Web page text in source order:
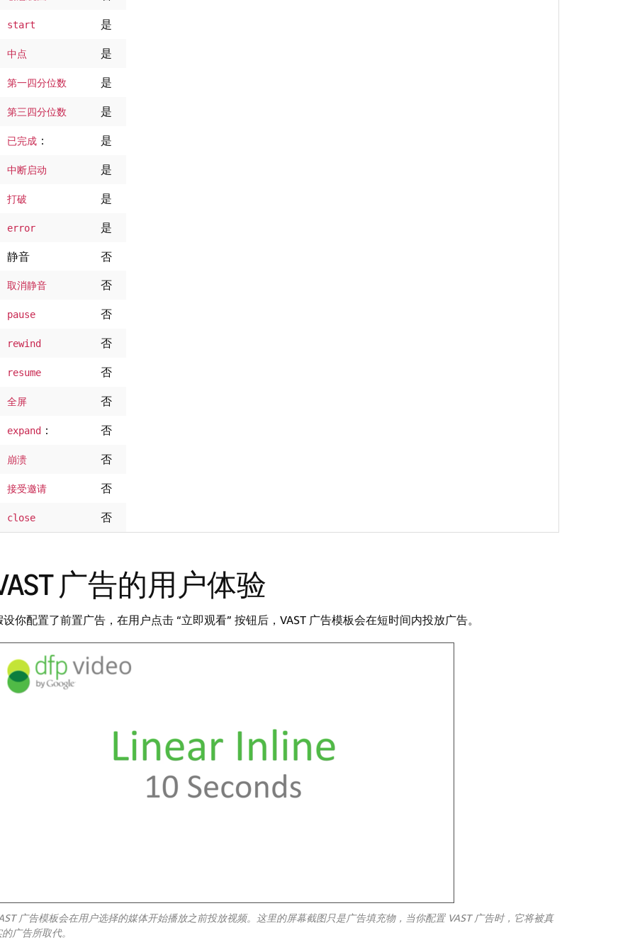
start 是
中点 是
第一四分位数 是
第三四分位数 是
已完成 ： 是
中断启动 是
打破 是
error 是
静音 否
取消静音 否
pause 否
rewind 否
resume 否
全屏 否
expand ： 否
崩溃 否
接受邀请 否
close 否
广告的用户体验
设你配置了前置广告，在用户点击 “立即观看” 按钮后，VAST 广告模板会在短时间内投放广告。
广告模板会在用户选择的媒体开始播放之前投放视频。这里的屏幕截图只是广告填充物，当你配置 VAST 广告时，它将被真
广告所取代。